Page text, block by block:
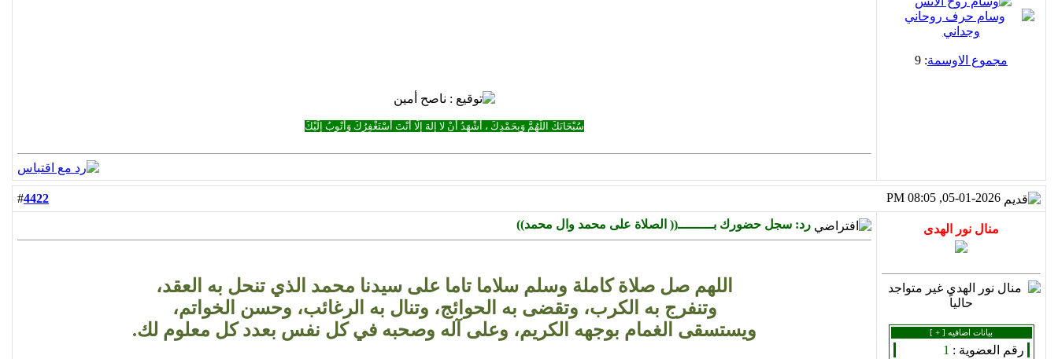
مجموع الاوسمة: 9
سُبْحَانَكَ اللَّهُمَّ وَبِحَمْدِكَ ، أَشْهَدُ أَنْ لا إِلهَ إِلَّا أَنْتَ أَسْتَغْفِرُكَ وَأَتْوبُ إِلَيْكَ
4422
بيانات اضافيه [ +
]
رقم العضوية : 1
رد: سجل حضورك بـــــــــ(( الصلاة على محمد وال محمد))
اللهم صل صلاة كاملة وسلم سلاما تاما على سيدنا محمد الذي تنحل به العقد،
وتنفرج به الكرب، وتقضى به الحوائج، وتنال به الرغائب، وحسن الخواتم،
ويستسقى الغمام بوجهه الكريم، وعلى آله وصحبه في كل نفس بعدد كل معلوم لك.